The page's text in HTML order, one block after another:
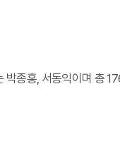
박종홍, 서동익이며 총